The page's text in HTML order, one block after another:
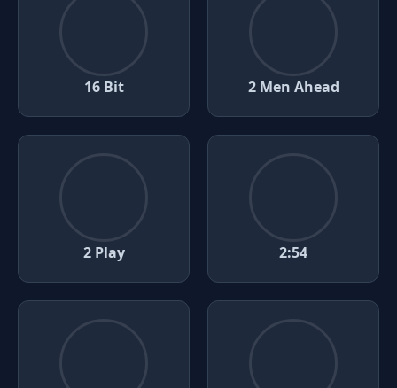
16 Bit 2 Men Ahead
2 Play 2:54